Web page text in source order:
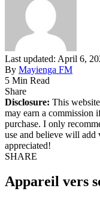
Last updated: April 6,
By Mayienga FM
5 Min Read
Share
Disclosure: This
may earn a commission
purchase. I only
use and believe will add
appreciated!
SHARE
Appareil vers